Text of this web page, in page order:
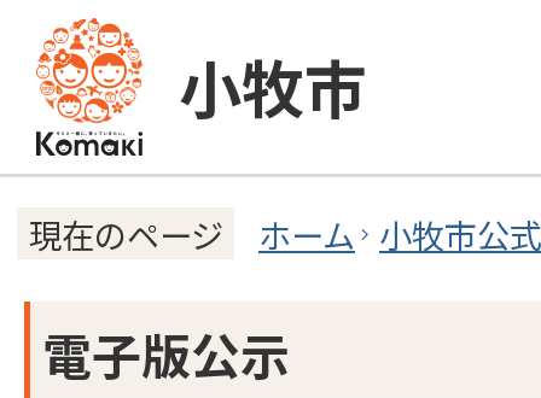
小牧市
現在のページ ホーム 小牧市公
電子版公示